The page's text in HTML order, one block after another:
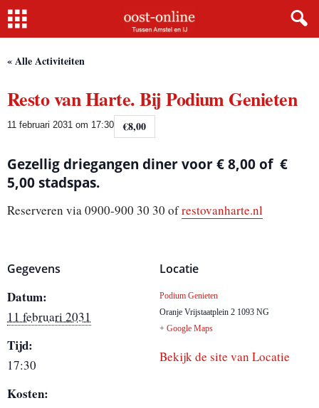
Home
« Alle Activiteiten
Resto van Harte. Bij Podium Genieten
11 februari 2031 om 17:30 €8,00
Gezellig driegangen diner voor € 8,00 of €
5,00 stadspas.
Reserveren via 0900-900 30 30 ofrestovanharte.nl
Gegevens
Datum:
11 februari 2031
Tijd:
17:30
Kosten:
Locatie
Podium Genieten
Oranje Vrijstaatplein 2 1093 NG
+ Google Maps
Bekijk de site van Locatie